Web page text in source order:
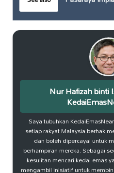
Nur Hafizah binti
Saya tubuhkan
setiap rakyat Malaysia berhak
dan boleh dipercayai untuk
berhampiran mereka. Sebagai
kesulitan mencari kedai emas
mengambil inisiatif untuk